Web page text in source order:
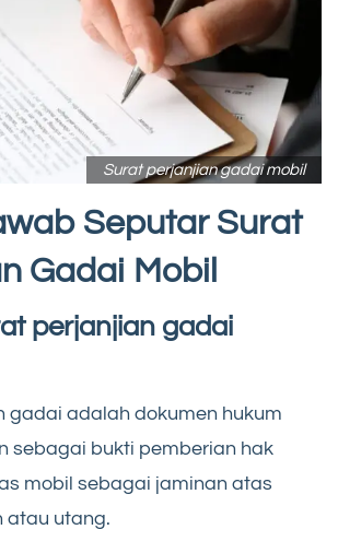
Surat perjanjian gadai mobil
Seputar Surat
Gadai Mobil
perjanjian gadai
gadai adalah dokumen hukum
sebagai bukti pemberian hak
mobil sebagai jaminan atas
atau utang.